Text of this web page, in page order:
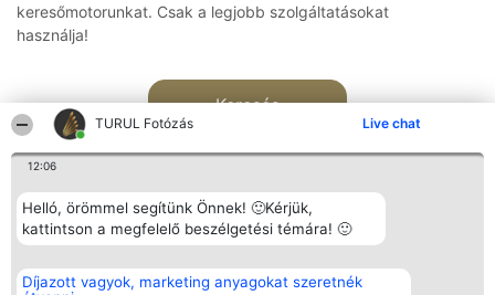
TURUL Fotózás Live chat
12:06
Helló, örömmel segítünk Önnek! 🙂Kérjük,
kattintson a megfelelő beszélgetési témára! 🙂
Díjazott vagyok, marketing anyagokat szeretnék
keresőmotorunkat. Csak a legjobb szolgáltatásokat
használja!
Keresés
Rangsorszervező
SC Beautiful Company S.R.L.
Népszavazás
Nyertesek
Elérhetőség
Elérhetőség